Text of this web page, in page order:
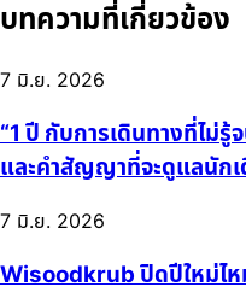
บทความที่เกี่ยวข้อง
7 มิ.ย. 2026
“1 ปี กับการเดินทางที่ไม่
และคำสัญญาที่จะดูแลนักเ
7 มิ.ย. 2026
Wisoodkrub ปิดปีใหม่ไ